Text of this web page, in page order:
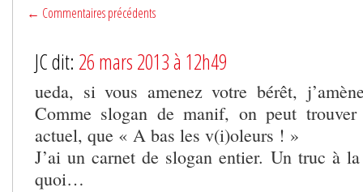
← Commentaires précédents
JC dit: 26 mars 2013 à 12h49
ueda, si vous amenez votre bérêt,
Comme slogan de manif, on peut
actuel, que « A bas les v(i)oleurs ! »
J’ai un carnet de slogan entier. Un truc à
quoi…